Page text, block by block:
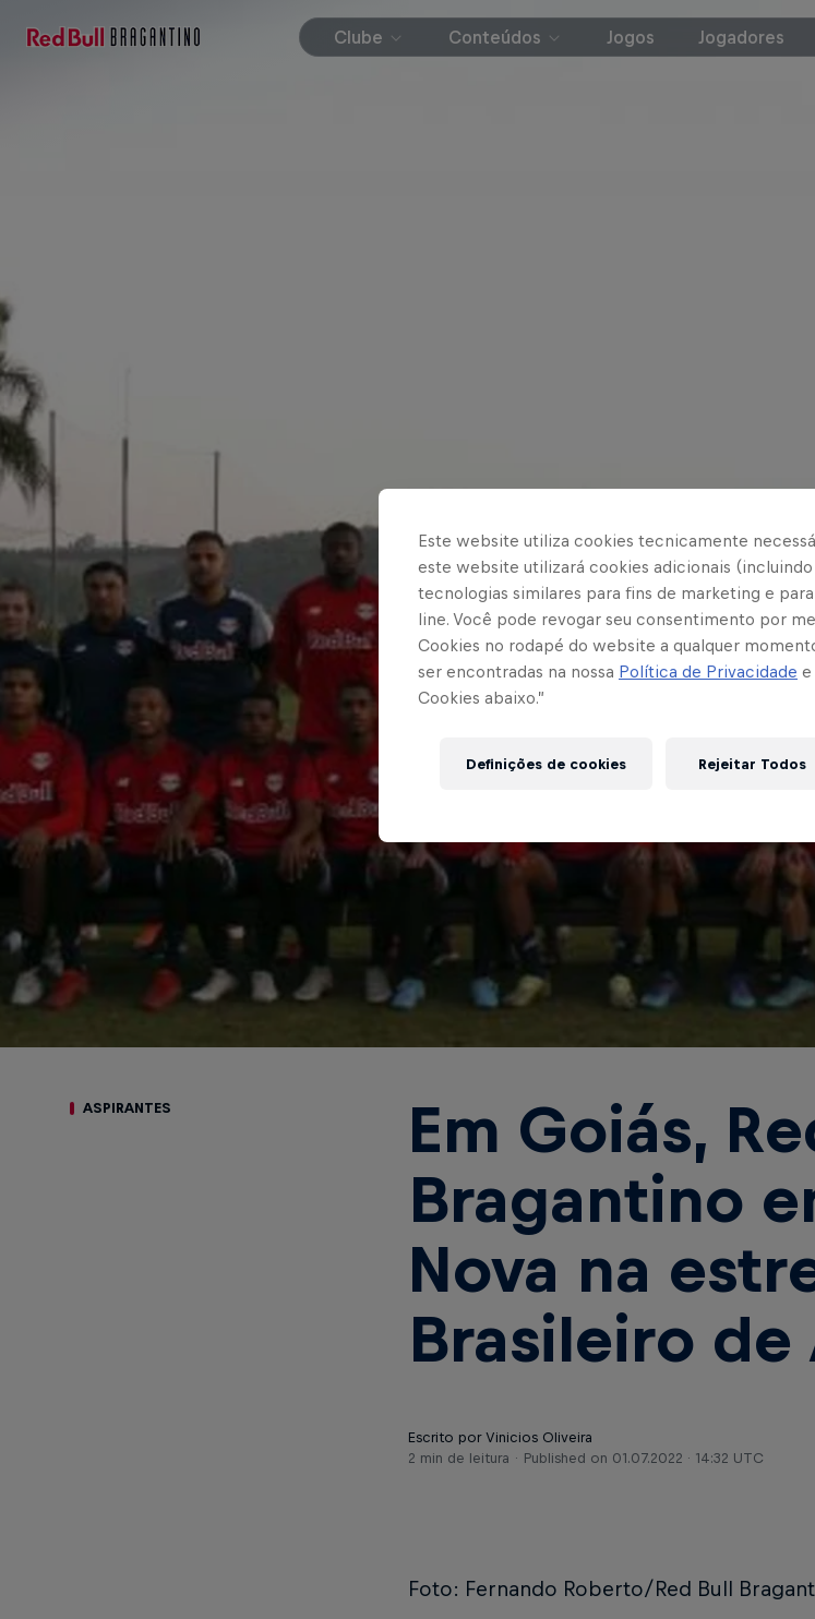
Clube Conteúdos Jogos Jogadores
ASPIRANTES
Em Goiás,
Bragantino
Nova na
Brasileiro de
Escrito por Vinicios Oliveira
2 min de leitura
Published on 01.07.2022 · 14:32 UTC
Foto: Fernando Roberto/Red Bull
Este website utiliza cookies tecnicamente
este website utilizará cookies adicionais
tecnologias similares para fins de marketing e
line. Você pode revogar seu consentimento por
Cookies no rodapé do website a qualquer
ser encontradas na nossa Política de Privacidade e
Cookies abaixo.”
Definições de cookies Rejeitar Todos